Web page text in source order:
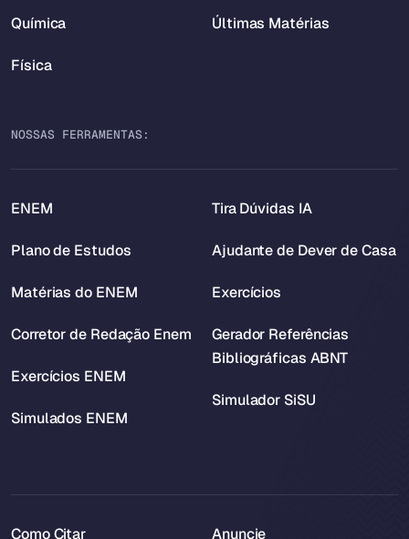
Química
Física
Últimas Matérias
NOSSAS FERRAMENTAS:
ENEM
Plano de Estudos
Matérias do ENEM
Corretor de Redação Enem
Exercícios ENEM
Simulados ENEM
Tira Dúvidas IA
Ajudante de Dever de Casa
Exercícios
Gerador Referências
Bibliográficas ABNT
Simulador SiSU
Como Citar Anuncie